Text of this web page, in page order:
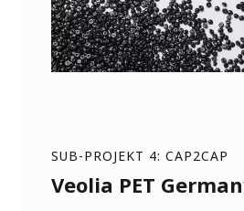
SUB-PROJEKT 4: CAP2CAP
Veolia PET